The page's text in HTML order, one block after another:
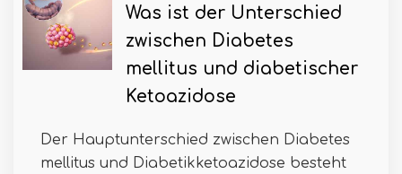
Was ist der Unterschied
zwischen Diabetes
mellitus und diabetischer
Ketoazidose
Der Hauptunterschied zwischen Diabetes
mellitus und Diabetikketoazidose besteht